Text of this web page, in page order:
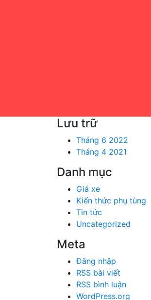
Lưu trữ
Tháng 6 2022
Tháng 4 2021
Danh mục
Giá xe
Kiến thức phụ tùng
Tin tức
Uncategorized
Meta
Đăng nhập
RSS bài viết
RSS bình luận
WordPress.org